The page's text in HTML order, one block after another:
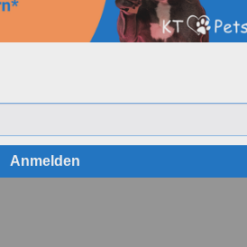
Anmelden